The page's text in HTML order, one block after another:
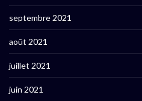
septembre 2021
août 2021
juillet 2021
juin 2021